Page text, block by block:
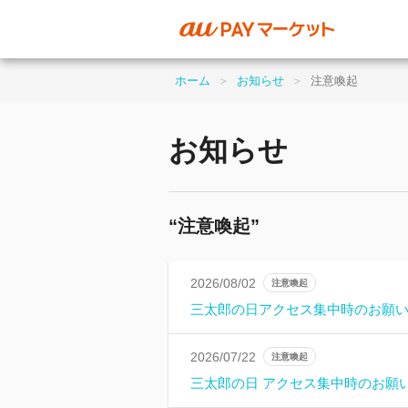
ホーム ＞ お知らせ ＞ 注意喚起
お知らせ
“注意喚起”
2026/08/02 注意喚起
三太郎の日アクセス集中時のお願い
2026/07/22 注意喚起
三太郎の日 アクセス集中時のお願